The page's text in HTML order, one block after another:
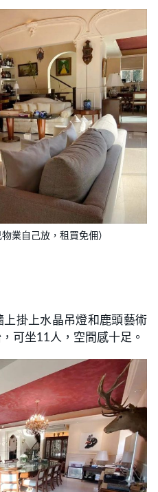
業自己放，租買免佣）
掛上水晶吊燈和鹿頭藝術
可坐11人，空間感十足。